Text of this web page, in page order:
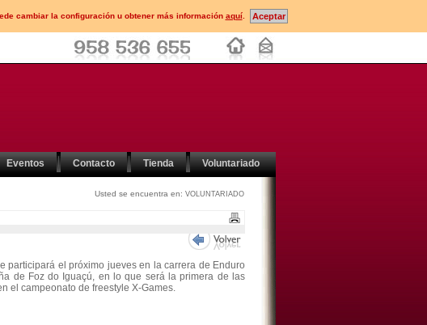
cambiar la configuración u obtener más información aquí.
Eventos Contacto Tienda Voluntariado
Usted se encuentra en: VOLUNTARIADO
participará el próximo jueves en la carrera de Enduro
de Foz do Iguaçú, en lo que será la primera de las
el campeonato de freestyle X-Games.